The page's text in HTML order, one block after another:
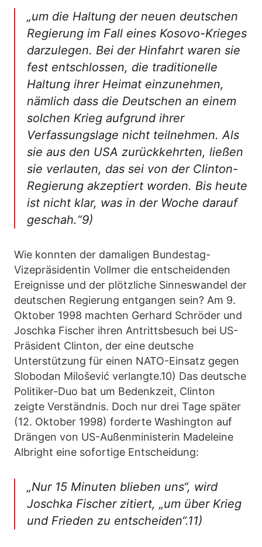
„um die Haltung der neuen deutschen
Regierung im Fall eines Kosovo-Krieges
darzulegen. Bei der Hinfahrt waren sie
fest entschlossen, die traditionelle
Haltung ihrer Heimat einzunehmen,
nämlich dass die Deutschen an einem
solchen Krieg aufgrund ihrer
Verfassungslage nicht teilnehmen. Als
sie aus den USA zurückkehrten, ließen
sie verlauten, das sei von der Clinton-
Regierung akzeptiert worden. Bis heute
ist nicht klar, was in der Woche darauf
geschah.“9)
Wie konnten der damaligen Bundestag-
Vizepräsidentin Vollmer die entscheidenden
Ereignisse und der plötzliche Sinneswandel der
deutschen Regierung entgangen sein? Am 9.
Oktober 1998 machten Gerhard Schröder und
Joschka Fischer ihren Antrittsbesuch bei US-
Präsident Clinton, der eine deutsche
Unterstützung für einen NATO-Einsatz gegen
Slobodan Milošević verlangte.10) Das deutsche
Politiker-Duo bat um Bedenkzeit, Clinton
zeigte Verständnis. Doch nur drei Tage später
(12. Oktober 1998) forderte Washington auf
Drängen von US-Außenministerin Madeleine
Albright eine sofortige Entscheidung:
„Nur 15 Minuten blieben uns“, wird
Joschka Fischer zitiert, „um über Krieg
und Frieden zu entscheiden“.11)